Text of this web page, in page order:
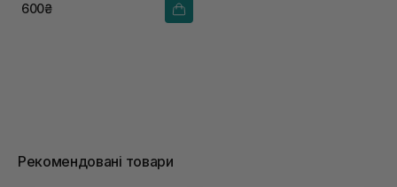
600₴
Рекомендовані товари